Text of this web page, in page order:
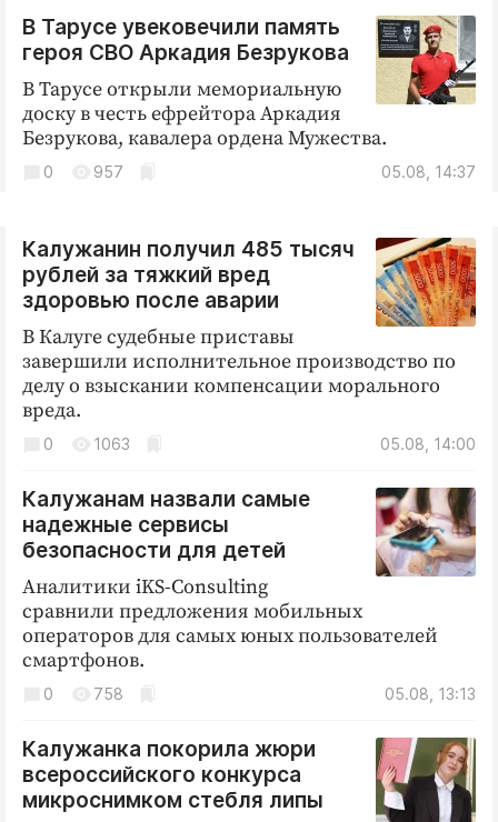
В Тарусе увековечили память
героя СВО Аркадия Безрукова
В Тарусе открыли мемориальную
доску в честь ефрейтора Аркадия
Безрукова, кавалера ордена Мужества.
05.08, 14:37
0 957
Калужанин получил 485 тысяч
рублей за тяжкий вред
здоровью после аварии
В Калуге судебные приставы
завершили исполнительное производство по
делу о взыскании компенсации морального
вреда.
05.08, 14:00
0 1063
Калужанам назвали самые
надежные сервисы
безопасности для детей
Аналитики iKS-Consulting
сравнили предложения мобильных
операторов для самых юных пользователей
смартфонов.
05.08, 13:13
0 758
Калужанка покорила жюри
всероссийского конкурса
микроснимком стебля липы